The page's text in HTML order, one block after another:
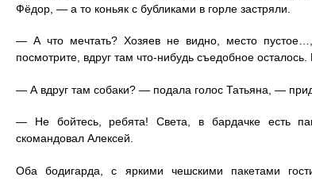
Фёдор, — а то коньяк с бубликами в горле застряли.
— А что мечтать? Хозяев не видно, место пустое…,
посмотрите, вдруг там что-нибудь съедобное
— А вдруг там собаки? — подала голос Татьяна, —
— Не бойтесь, ребята! Света, в бардачке есть
скомандовал Алексей.
Оба бодигарда, с яркими чешскими пакетами